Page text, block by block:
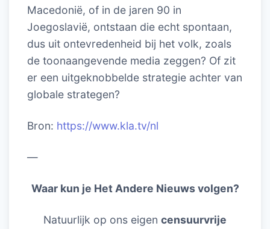
Macedonië, of in de jaren 90 in
Joegoslavië, ontstaan die echt spontaan,
dus uit ontevredenheid bij het volk, zoals
de toonaangevende media zeggen? Of zit
er een uitgeknobbelde strategie achter van
globale strategen?
Bron: https://www.kla.tv/nl
—
Waar kun je Het Andere Nieuws volgen?
Natuurlijk op ons eigen censuurvrije